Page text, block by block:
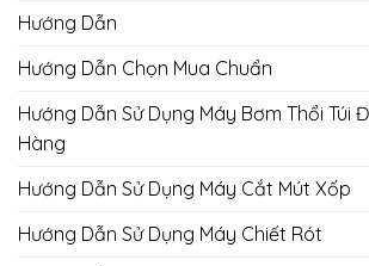
Hướng Dẫn
Hướng Dẫn Chọn Mua Chuẩn
Hướng Dẫn Sử Dụng Máy Bơm Thổi Túi
Hàng
Hướng Dẫn Sử Dụng Máy Cắt Mút Xốp
Hướng Dẫn Sử Dụng Máy Chiết Rót